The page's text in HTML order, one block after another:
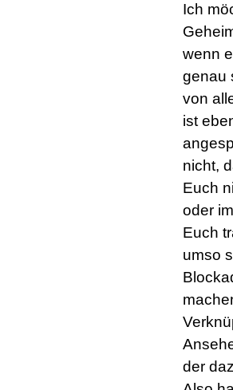
Ich
wenn
genau
von
ist
nicht,
Euch
oder
Euch
umso
der